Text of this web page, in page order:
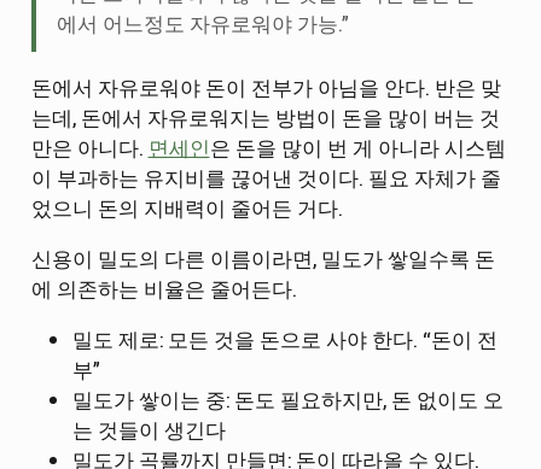
에서 어느정도 자유로워야 가능.”
돈에서 자유로워야 돈이 전부가 아님을 안다. 반은 맞
는데, 돈에서 자유로워지는 방법이 돈을 많이 버는 것
만은 아니다. 면세인은 돈을 많이 번 게 아니라 시스템
이 부과하는 유지비를 끊어낸 것이다. 필요 자체가 줄
었으니 돈의 지배력이 줄어든 거다.
신용이 밀도의 다른 이름이라면, 밀도가 쌓일수록 돈
에 의존하는 비율은 줄어든다.
밀도 제로: 모든 것을 돈으로 사야 한다. “돈이 전
부”
밀도가 쌓이는 중: 돈도 필요하지만, 돈 없이도 오
는 것들이 생긴다
밀도가 곡률까지 만들면: 돈이 따라올 수 있다.